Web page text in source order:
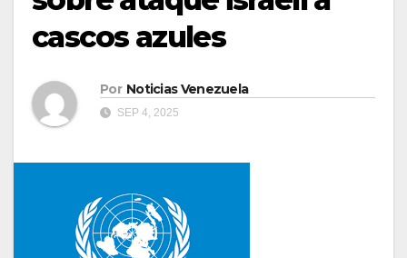
cascos azules
Por Noticias Venezuela
SEP 4, 2025